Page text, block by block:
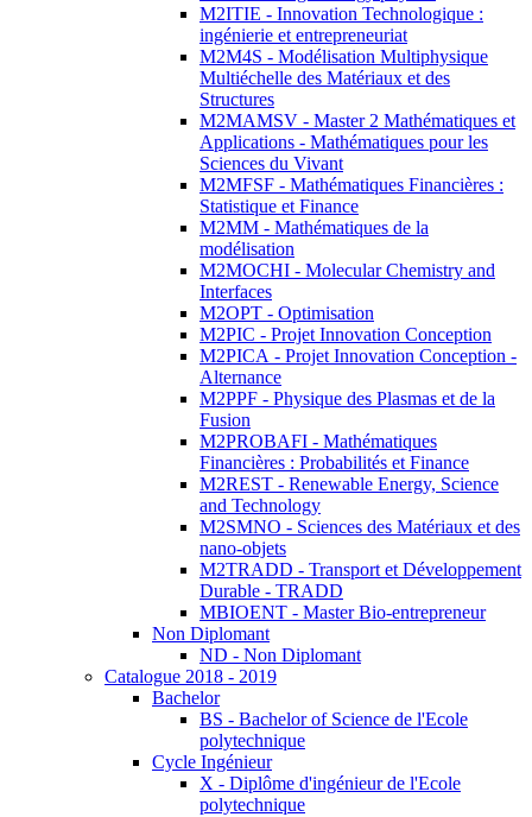
M2ITIE - Innovation Technologique :
ingénierie et entrepreneuriat
M2M4S - Modélisation Multiphysique
Multiéchelle des Matériaux et des
Structures
M2MAMSV - Master 2 Mathématiques et
Applications - Mathématiques pour les
Sciences du Vivant
M2MFSF - Mathématiques Financières :
Statistique et Finance
M2MM - Mathématiques de la
modélisation
M2MOCHI - Molecular Chemistry and
Interfaces
M2OPT - Optimisation
M2PIC - Projet Innovation Conception
M2PICA - Projet Innovation Conception -
Alternance
M2PPF - Physique des Plasmas et de la
Fusion
M2PROBAFI - Mathématiques
Financières : Probabilités et Finance
M2REST - Renewable Energy, Science
and Technology
M2SMNO - Sciences des Matériaux et des
nano-objets
M2TRADD - Transport et Développement
Durable - TRADD
MBIOENT - Master Bio-entrepreneur
Non Diplomant
ND - Non Diplomant
Catalogue 2018 - 2019
Bachelor
BS - Bachelor of Science de l'Ecole
polytechnique
Cycle Ingénieur
X - Diplôme d'ingénieur de l'Ecole
polytechnique